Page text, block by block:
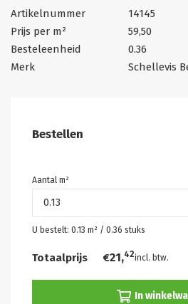
Artikelnummer
14145
Prijs per m²
59,50
Besteleenheid
0.36
Merk
Schellevis
Bestellen
Aantal m²
U bestelt: 0.13 m² / 0.36 stuks
Totaalprijs €21,42incl. btw.
In